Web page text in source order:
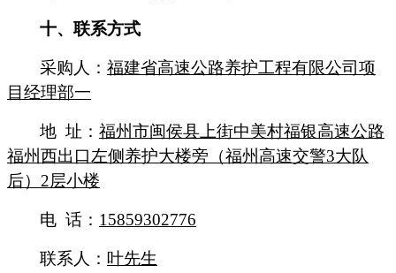
十、联系方式
采购人 ： 福建省高速公路养护工程有限公司项
目经理部一
地 址： 福州市闽侯县上街中美村福银高速公路
福州西出口左侧养护大楼旁（福州高速交警3大队
后） 2层小楼
电 话： 15859302776
联系人： 叶先生